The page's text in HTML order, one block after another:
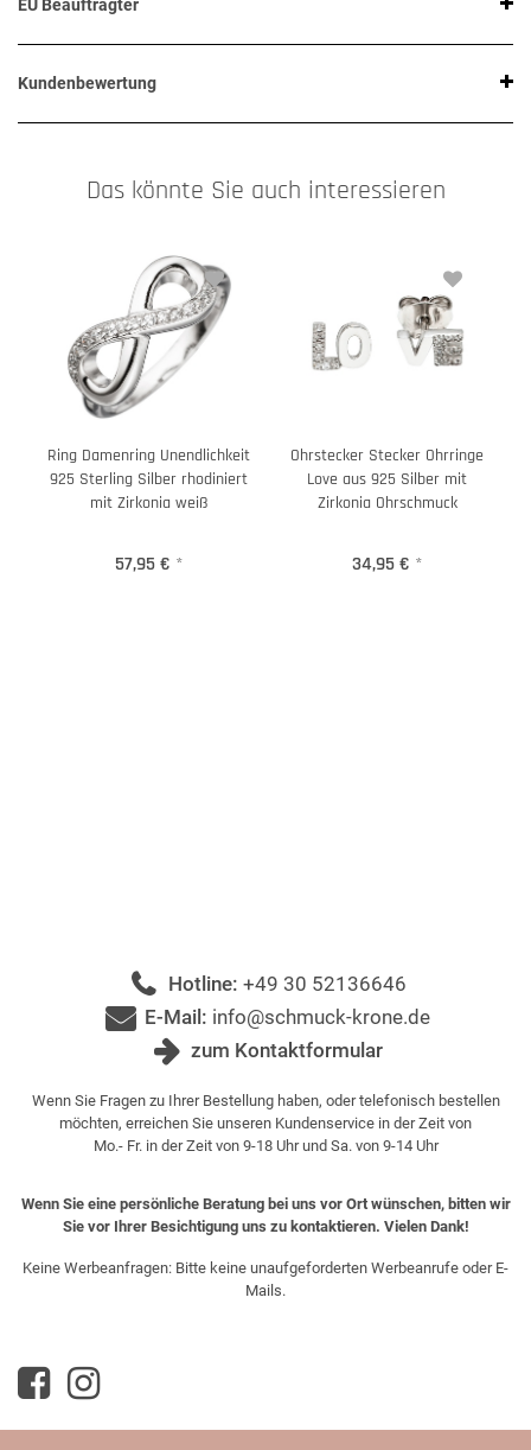
EU Beauftragter
Kundenbewertung
Das könnte Sie auch interessieren
Ring Damenring Unendlichkeit
925 Sterling Silber rhodiniert
mit Zirkonia weiß
57,95 € *
Ohrstecker Stecker Ohrringe
Love aus 925 Silber mit
Zirkonia Ohrschmuck
34,95 € *
Hotline: +49 30 52136646
E-Mail: info@schmuck-krone.de
zum Kontaktformular
Wenn Sie Fragen zu Ihrer Bestellung haben, oder telefonisch bestellen
möchten, erreichen Sie unseren Kundenservice in der Zeit von
Mo.- Fr. in der Zeit von 9-18 Uhr und Sa. von 9-14 Uhr
Wenn Sie eine persönliche Beratung bei uns vor Ort wünschen, bitten wir
Sie vor Ihrer Besichtigung uns zu kontaktieren. Vielen Dank!
Keine Werbeanfragen: Bitte keine unaufgeforderten Werbeanrufe oder E-
Mails.